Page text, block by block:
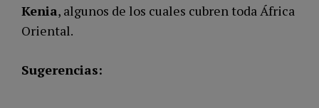
Kenia, algunos de los cuales cubren toda África
Oriental.
Sugerencias: